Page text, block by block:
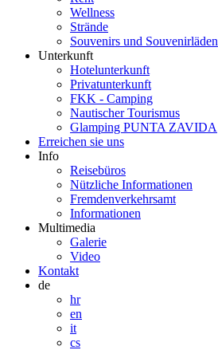
Wellness
Strände
Souvenirs und Souvenirläden
Unterkunft
Hotelunterkunft
Privatunterkunft
FKK - Camping
Nautischer Tourismus
Glamping PUNTA ZAVIDA
Erreichen sie uns
Info
Reisebüros
Nützliche Informationen
Fremdenverkehrsamt
Informationen
Multimedia
Galerie
Video
Kontakt
de
hr
en
it
cs